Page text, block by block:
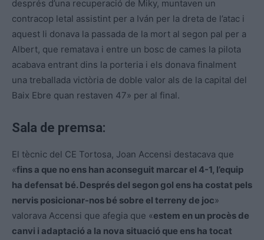
després d’una recuperació de Miky, muntaven un
contracop letal assistint per a Iván per la dreta de l’atac i
aquest li donava la passada de la mort al segon pal per a
Albert, que rematava i entre un bosc de cames la pilota
acabava entrant dins la porteria i els donava finalment
una treballada victòria de doble valor als de la capital del
Baix Ebre quan restaven 47» per al final.
Sala de premsa:
El tècnic del CE Tortosa, Joan Accensi destacava que
«fins a que no ens han aconseguit marcar el 4-1, l’equip
ha defensat bé. Després del segon gol ens ha costat pels
nervis posicionar-nos bé sobre el terreny de joc»
valorava Accensi que afegia que «estem en un procès de
canvi i adaptació a la nova situació que ens ha tocat